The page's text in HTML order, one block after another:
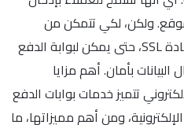
ولكن، لكي تتمكن من
استخدامها، فلا بد من توفير شهادة SSL، حتى يمكن لبوابة الدفع
بأمان. أهم مزايا
تتميز خدمات بوابات الدفع
ومن أهم مميزاتها، ما